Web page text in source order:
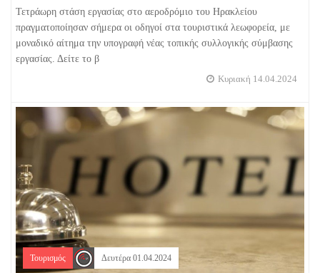
Τετράωρη στάση εργασίας στο αεροδρόμιο του Ηρακλείου
πραγματοποίησαν σήμερα οι οδηγοί στα τουριστικά λεωφορεία, με
μοναδικό αίτημα την υπογραφή νέας τοπικής συλλογικής σύμβασης
εργασίας. Δείτε το β
Κυριακή 14.04.2024
Τουρισμός Δευτέρα 01.04.2024